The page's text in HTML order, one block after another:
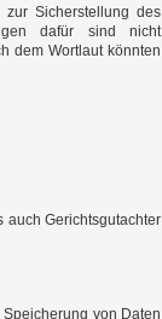
zur Sicherstellung des
dafür sind nicht
dem Wortlaut könnten
auch Gerichtsgutachter
von Daten